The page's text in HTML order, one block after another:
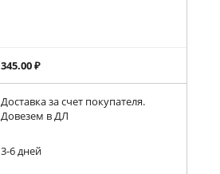
345.00 ₽
Доставка за счет покупателя.
Довезем в ДЛ
3-6 дней